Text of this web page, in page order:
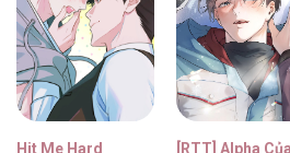
Hit Me Hard [RTT] Alpha